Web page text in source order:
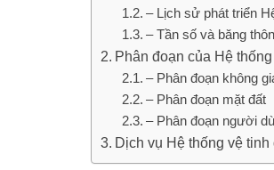
– Lịch sử phát triển
– Tần số và băng
Phân đoạn của Hệ
– Phân đoạn không
– Phân đoạn mặt đất
– Phân đoạn người
Dịch vụ Hệ thống vệ